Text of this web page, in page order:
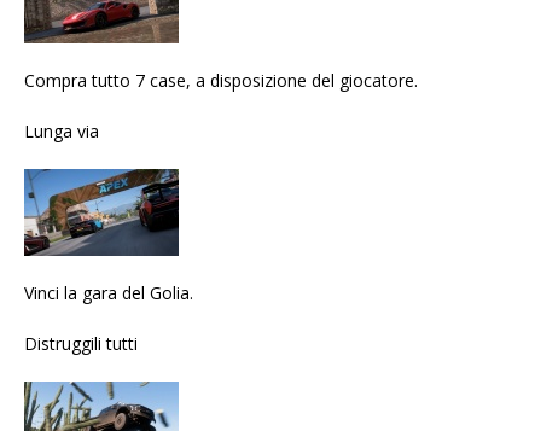
Compra tutto 7 case, a disposizione del giocatore.
Lunga via
Vinci la gara del Golia.
Distruggili tutti